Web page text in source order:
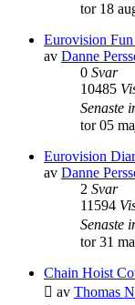
tor 18
Eurovision
av Danne
0 Svar
10485
Senaste
tor 05
Eurovision
av Danne
2 Svar
11594
Senaste
tor 31
Chain Hoist
av Thomas